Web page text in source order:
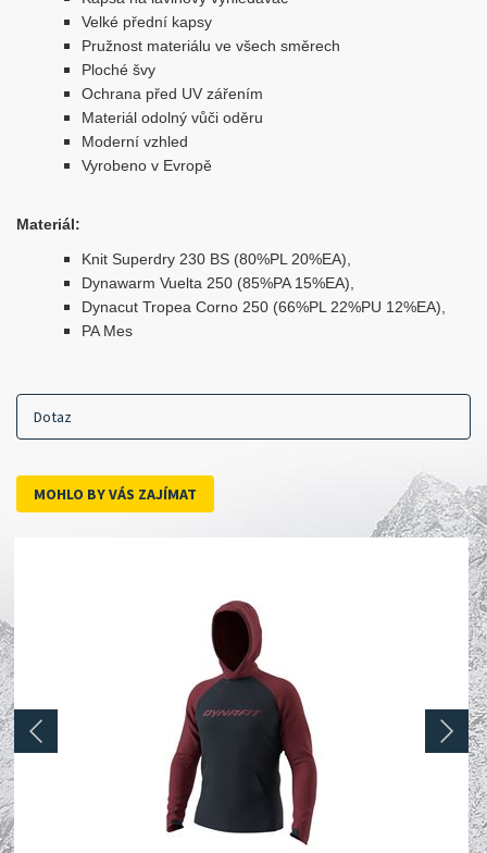
Velké přední kapsy
Pružnost materiálu ve všech směrech
Ploché švy
Ochrana před UV zářením
Materiál odolný vůči oděru
Moderní vzhled
Vyrobeno v Evropě
Materiál:
Knit Superdry 230 BS (80%PL 20%EA),
Dynawarm Vuelta 250 (85%PA 15%EA),
Dynacut Tropea Corno 250 (66%PL 22%PU 12%EA),
PA Mes
Dotaz
MOHLO BY VÁS ZAJÍMAT
prev next